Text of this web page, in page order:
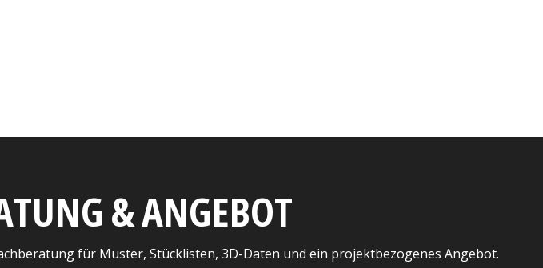
& ANGEBOT
für Muster, Stücklisten, 3D-Daten und ein projektbezogenes Angebot.